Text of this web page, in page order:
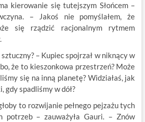
kierowanie się tutejszym Słońcem –
– Jakoś nie pomyślałem, że
się rządzić racjonalnym rytmem
– Kupiec spojrzał w niknący w
że to kieszonkowa przestrzeń? Może
się na inną planetę? Widziałaś, jak
gdy spadliśmy w dół?
to rozwijanie pełnego pejzażu tych
potrzeb – zauważyła Gauri. – Znów